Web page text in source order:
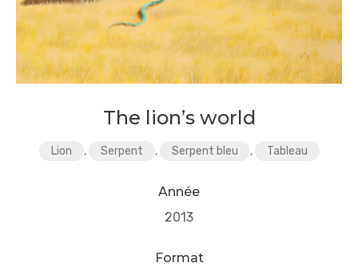
The lion’s world
Lion , Serpent , Serpent bleu , Tableau
Année
2013
Format